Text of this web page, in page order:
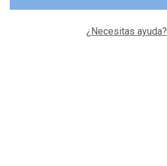
¿Necesitas ayuda?